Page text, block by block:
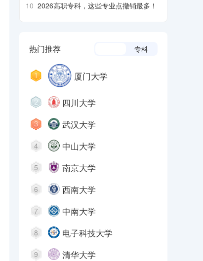
10 2026高职专科，这些专业点撤销最多！
热门推荐 专科
厦门大学
四川大学
武汉大学
4 中山大学
5 南京大学
6 西南大学
7 中南大学
8 电子科技大学
9 清华大学